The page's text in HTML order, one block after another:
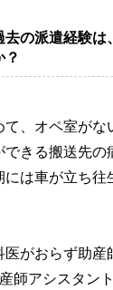
去の派遣経験
？
て、オペ室が
できる搬送先
には車が立ち
医がおらず助
師アシスタン